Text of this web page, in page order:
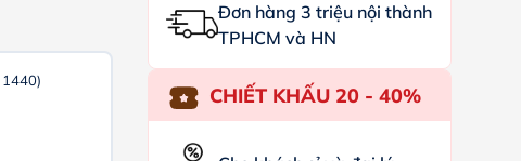
Đơn hàng 3 triệu nội thành
TPHCM và HN
CHIẾT KHẤU 20 - 40%